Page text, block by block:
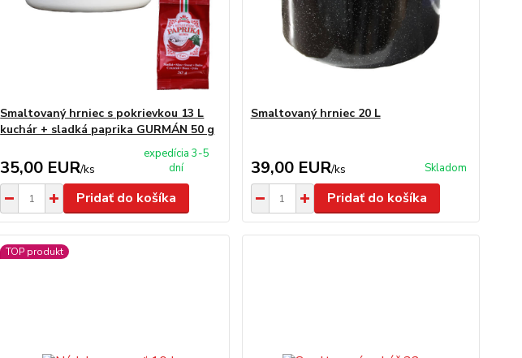
Smaltovaný hrniec s pokrievkou 13 L
kuchár + sladká paprika GURMÁN 50 g
35,00 EUR/ks
expedícia 3-5
dní
Pridať do košíka
Smaltovaný hrniec 20 L
39,00 EUR/ks Skladom
Pridať do košíka
TOP produkt